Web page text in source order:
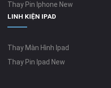
Thay Pin Iphone New
LINH KIỆN IPAD
Thay Màn Hình Ipad
Thay Pin Ipad New